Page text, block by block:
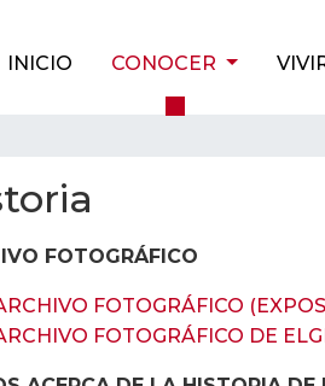
INICIO CONOCER
FOTOGRÁFICO
FOTOGRÁFICO
FOTOGRÁFICO DE